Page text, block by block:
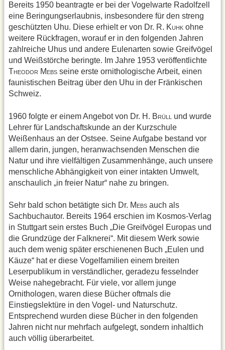
Bereits 1950 beantragte er bei der Vogelwarte Radolfzell
eine Beringungserlaubnis, insbesondere für den streng
geschützten Uhu. Diese erhielt er von Dr. R. KUHK ohne
weitere Rückfragen, worauf er in den folgenden Jahren
zahlreiche Uhus und andere Eulenarten sowie Greifvögel
und Weißstörche beringte. Im Jahre 1953 veröffentlichte
THEODOR M EBS seine erste ornithologische Arbeit, einen
faunistischen Beitrag über den Uhu in der Fränkischen
Schweiz.
1960 folgte er einem Angebot von Dr. H. BRÜLL
und wurde
Lehrer für Landschaftskunde an der Kurzschule
Weißenhaus an der Ostsee. Seine Aufgabe bestand vor
allem darin, jungen, heranwachsenden Menschen die
Natur und ihre vielfältigen Zusammenhänge, auch unsere
menschliche Abhängigkeit von einer intakten Umwelt,
anschaulich „in freier Natur“ nahe zu bringen.
Sehr bald schon betätigte sich Dr. M EBS auch als
Sachbuchautor. Bereits 1964 erschien im Kosmos-Verlag
in Stuttgart sein erstes Buch „Die Greifvögel Europas und
die Grundzüge der Falknerei“. Mit diesem Werk sowie
auch dem wenig später erschienenen Buch „Eulen und
Käuze“ hat er diese Vogelfamilien einem breiten
Leserpublikum in verständlicher, geradezu fesselnder
Weise nahegebracht. Für viele, vor allem junge
Ornithologen, waren diese Bücher oftmals die
Einstiegslektüre in den Vogel- und Naturschutz.
Entsprechend wurden diese Bücher in den folgenden
Jahren nicht nur mehrfach aufgelegt, sondern inhaltlich
auch völlig überarbeitet.